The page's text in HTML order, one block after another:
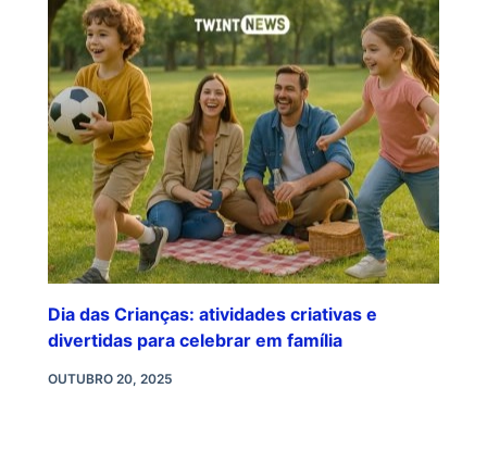
Dia das Crianças: atividades criativas e
divertidas para celebrar em família
OUTUBRO 20, 2025